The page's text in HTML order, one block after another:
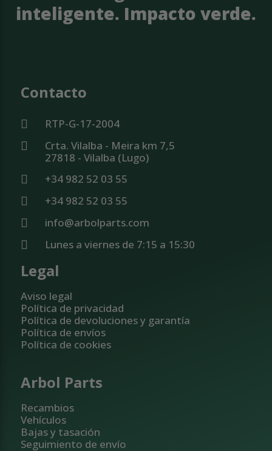
inteligente. Impacto verde.
Contacto
RTP-G-17-2004
Crta. Vilalba - Meira km 7,5
27818 - Vilalba (Lugo)
+34 982 52 03 55
+34 982 52 03 55
info@arbolparts.com
Lunes a viernes de 7:15 a 15:30
Legal
Aviso legal
Política de privacidad
Política de devoluciones y garantía
Política de envíos
Política de cookies
Arbol Parts
Recambios
Vehículos
Bajas y tasación
Seguimiento de envío